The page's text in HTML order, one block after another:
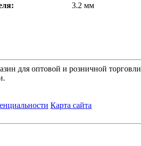
3.2 мм
для оптовой и розничной торговли
Карта сайта